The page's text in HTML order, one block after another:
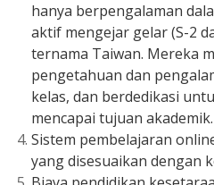
hanya berpengalaman
aktif mengejar gelar (S-2
ternama Taiwan. Mereka
pengetahuan dan
kelas, dan berdedikasi
mencapai tujuan akademik.
Sistem pembelajaran
yang disesuaikan dengan